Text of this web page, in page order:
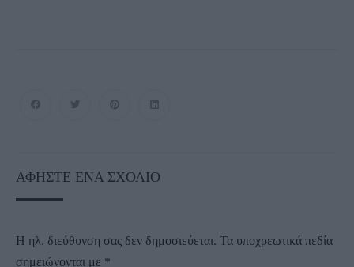
ΑΦΉΣΤΕ ΈΝΑ ΣΧΌΛΙΟ
Η ηλ. διεύθυνση σας δεν δημοσιεύεται. Τα υποχρεωτικά πεδία
σημειώνονται με *